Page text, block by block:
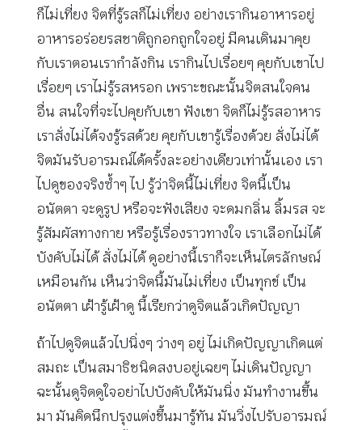
ก็ไม่เที่ยง จิตที่รู้รสก็ไม่เที่ยง อย่างเรากินอาหารอยู่
อาหารอร่อยรสชาติถูกอกถูกใจอยู่ มีคนเดินมาคุย
กับเราตอนเรากำลังกิน เรากินไปเรื่อยๆ คุยกับเขาไป
เรื่อยๆ เราไม่รู้รสหรอก เพราะขณะนั้นจิตสนใจคน
อื่น สนใจที่จะไปคุยกับเขา ฟังเขา จิตก็ไม่รู้รสอาหาร
เราสั่งไม่ได้จงรู้รสด้วย คุยกับเขารู้เรื่องด้วย สั่งไม่ได้
จิตมันรับอารมณ์ได้ครั้งละอย่างเดียวเท่านั้นเอง เรา
ไปดูของจริงซ้ำๆ ไป รู้ว่าจิตนี้ไม่เที่ยง จิตนี้เป็น
อนัตตา จะดูรูป หรือจะฟังเสียง จะดมกลิ่น ลิ้มรส จะ
รู้สัมผัสทางกาย หรือรู้เรื่องราวทางใจ เราเลือกไม่ได้
บังคับไม่ได้ สั่งไม่ได้ ดูอย่างนี้เราก็จะเห็นไตรลักษณ์
เหมือนกัน เห็นว่าจิตนี้มันไม่เที่ยง เป็นทุกข์ เป็น
อนัตตา เฝ้ารู้เฝ้าดู นี้เรียกว่าดูจิตแล้วเกิดปัญญา
ถ้าไปดูจิตแล้วไปนิ่งๆ ว่างๆ อยู่ ไม่เกิดปัญญาเกิดแต่
สมถะ เป็นสมาธิชนิดสงบอยู่เฉยๆ ไม่เดินปัญญา
ฉะนั้นดูจิตดูใจอย่าไปบังคับให้มันนิ่ง มันทำงานขึ้น
มา มันคิดนึกปรุงแต่งขึ้นมารู้ทัน มันวิ่งไปรับอารมณ์